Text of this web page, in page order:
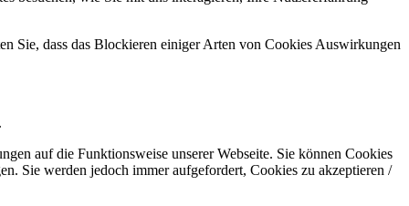
Sie, dass das Blockieren einiger Arten von Cookies Auswirkungen
auf die Funktionsweise unserer Webseite. Sie können Cookies
Sie werden jedoch immer aufgefordert, Cookies zu akzeptieren /